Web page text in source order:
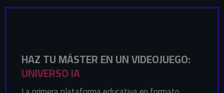
HAZ TU MÁSTER EN UN VIDEOJUEGO:
UNIVERSO IA